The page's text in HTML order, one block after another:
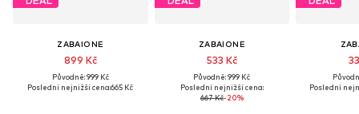
ZABAIONE
899 Kč
Původně: 999 Kč
Poslední nejnižší cena:665 Kč
ZABAIONE
533 Kč
Původně: 999 Kč
Poslední nejnižší cena:
667 Kč-20%
Poslední